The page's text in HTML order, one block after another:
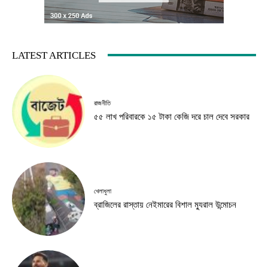
LATEST ARTICLES
রাজনীতি
৫৫ লাখ পরিবারকে ১৫ টাকা কেজি দরে চাল দেবে সরকার
খেলাধুলা
ব্রাজিলের রাস্তায় নেইমারের বিশাল ম্যুরাল উন্মোচন